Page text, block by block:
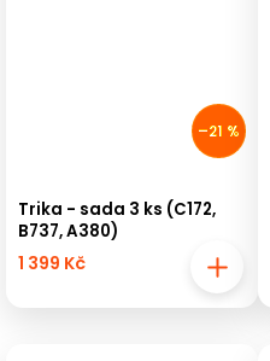
–21 %
Trika - sada 3 ks (C172,
B737, A380)
1 399 Kč